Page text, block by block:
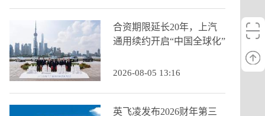
合资期限延长20年，上汽
通用续约开启“中国全球化”
2026-08-05 13:16
英飞凌发布2026财年第三